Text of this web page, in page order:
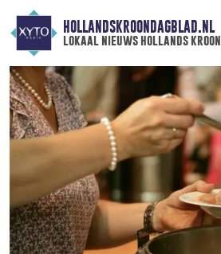
HOLLANDSKROONDAGBLAD.NL
lokaal nieuws hollands kroon